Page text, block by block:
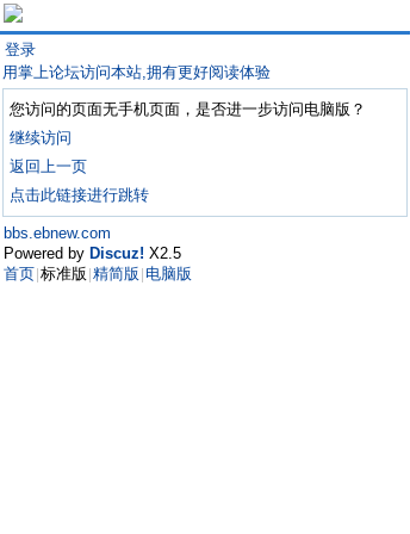
登录
用掌上论坛访问本站,拥有更好阅读体验
您访问的页面无手机页面，是否进一步访问电脑版？
继续访问
返回上一页
点击此链接进行跳转
bbs.ebnew.com
Powered by Discuz! X2.5
首页 标准版 精简版 电脑版